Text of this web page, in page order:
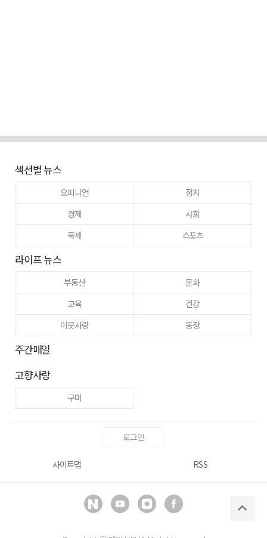
섹션별 뉴스
오피니언
정치
경제
사회
국제
스포츠
라이프 뉴스
부동산
문화
교육
건강
이웃사랑
동정
주간매일
고향사랑
구미
로그인
사이트맵 RSS